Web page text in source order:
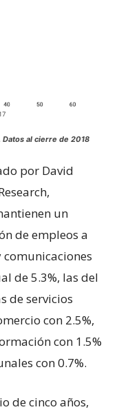
al cierre de 2018
por David
un
de empleos a
de 5.3%, las del
de servicios
con 2.5%,
con 1.5%
con 0.7%.
de cinco años,